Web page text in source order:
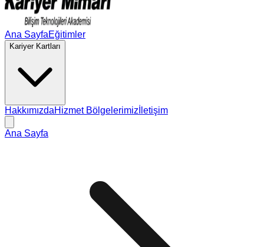
Ana SayfaEğitimler
Kariyer Kartları
HakkımızdaHizmet Bölgelerimiz İletişim
Ana Sayfa